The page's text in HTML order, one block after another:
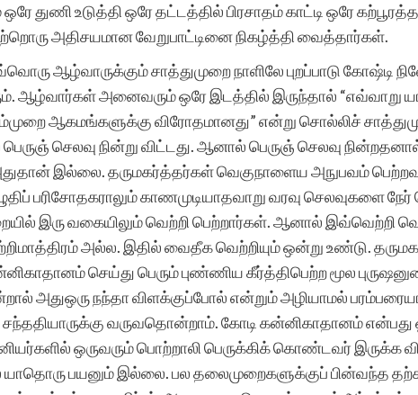
துணி உடுத்தி ஒரே தட்டத்தில் பிரசாதம் காட்டி ஒரே
அதிசயமான வேறுபாட்டினை நிகழ்த்தி வைத்தார்கள்.
ஆழ்வாருக்கும் சாத்துமுறை நாளிலே புறப்பாடு கோஷ்டி
ஆழ்வார்கள் அனைவரும் ஒரே இடத்தில் இருந்தால் “எவ்வாறு
ஆகமங்களுக்கு விரோதமானது” என்று சொல்லிச்
செலவு நின்று விட்டது. ஆனால் பெருஞ் செலவு
இல்லை. தருமகர்த்தர்கள் வெகுநாளைய அநுபவம்
பரிசோதகராலும் காணமுடியாதவாறு வரவு செலவுகளை நேர்
இரு வகையிலும் வெற்றி பெற்றார்கள். ஆனால் இவ்வெற்றி
அல்ல. இதில் வைதீக வெற்றியும் ஒன்று உண்டு.
செய்து பெரும் புண்ணிய கீர்த்திபெற்ற மூல
அதுஒரு நந்தா விளக்குப்போல் என்றும் அழியாமல்
சந்ததியாருக்கு வருவதொன்றாம். கோடி கன்னிகாதானம்
ஒருவரும் பொற்றாலி பெருக்கிக் கொண்டவர் இருக்க
யாதொரு பயனும் இல்லை. பல தலைமுறைகளுக்குப் பின்வந்த